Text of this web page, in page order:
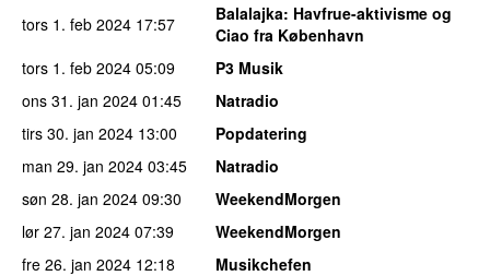
tors 1. feb 2024 17:57 Balalajka: Havfrue-aktivisme og
Ciao fra København
tors 1. feb 2024 05:09
P3 Musik
ons 31. jan 2024 01:45
Natradio
tirs 30. jan 2024 13:00
Popdatering
man 29. jan 2024 03:45
Natradio
søn 28. jan 2024 09:30
WeekendMorgen
lør 27. jan 2024 07:39
WeekendMorgen
fre 26. jan 2024 12:18
Musikchefen